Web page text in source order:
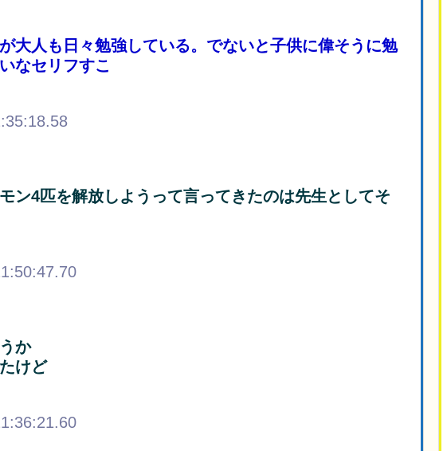
大人も日々勉強している。でないと子供に偉そうに勉
なセリフすこ
ン4匹を解放しようって言ってきたのは先生としてそ
か
けど